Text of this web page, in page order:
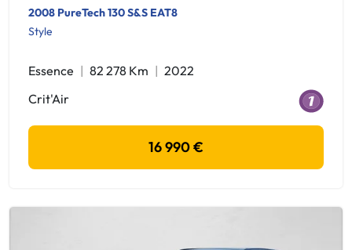
2008 PureTech 130 S&S EAT8
Style
Essence 82 278 Km
2022
Crit'Air
16 990 €